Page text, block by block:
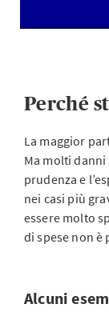
Perché
La maggior
Ma molti
prudenza e
nei casi più
essere molto
di spese non è
Alcuni